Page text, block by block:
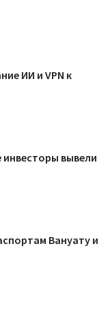
ИИ и VPN к
вывели
Вануату и